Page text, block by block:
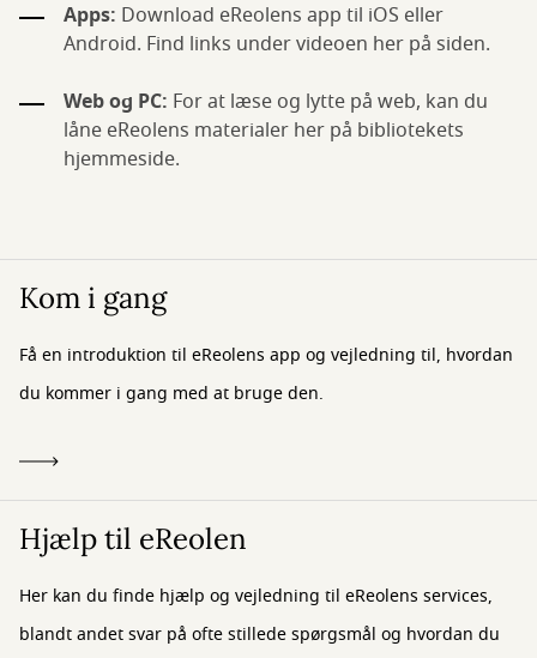
Apps: Download eReolens app til iOS eller
Android. Find links under videoen her på siden.
Web og PC: For at læse og lytte på web, kan du
låne eReolens materialer her på bibliotekets
hjemmeside.
Kom i gang
Få en introduktion til eReolens app og vejledning til, hvordan
du kommer i gang med at bruge den.
Hjælp til eReolen
Her kan du finde hjælp og vejledning til eReolens services,
blandt andet svar på ofte stillede spørgsmål og hvordan du